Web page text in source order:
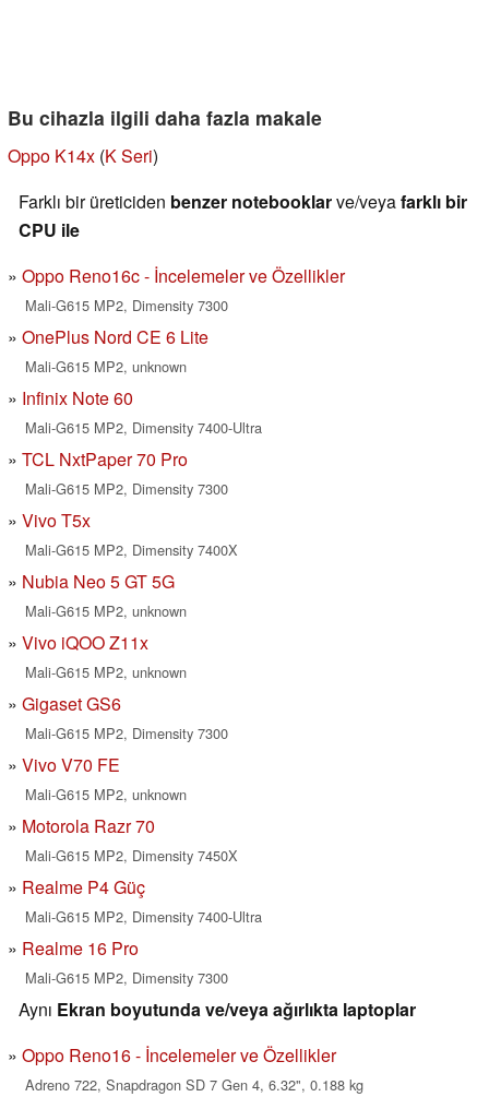
Bu cihazla ilgili daha fazla makale
Oppo K14x (K Seri)
Farklı bir üreticiden benzer notebooklarve/veyafarklı bir
CPU ile
Oppo Reno16c - İncelemeler ve Özellikler
Mali-G615 MP2, Dimensity 7300
OnePlus Nord CE 6 Lite
Mali-G615 MP2, unknown
Infinix Note 60
Mali-G615 MP2, Dimensity 7400-Ultra
TCL NxtPaper 70 Pro
Mali-G615 MP2, Dimensity 7300
Vivo T5x
Mali-G615 MP2, Dimensity 7400X
Nubia Neo 5 GT 5G
Mali-G615 MP2, unknown
Vivo iQOO Z11x
Mali-G615 MP2, unknown
Gigaset GS6
Mali-G615 MP2, Dimensity 7300
Vivo V70 FE
Mali-G615 MP2, unknown
Motorola Razr 70
Mali-G615 MP2, Dimensity 7450X
Realme P4 Güç
Mali-G615 MP2, Dimensity 7400-Ultra
Realme 16 Pro
Mali-G615 MP2, Dimensity 7300
Aynı Ekran boyutunda ve/veya ağırlıkta laptoplar
Oppo Reno16 - İncelemeler ve Özellikler
Adreno 722, Snapdragon SD 7 Gen 4, 6.32", 0.188 kg